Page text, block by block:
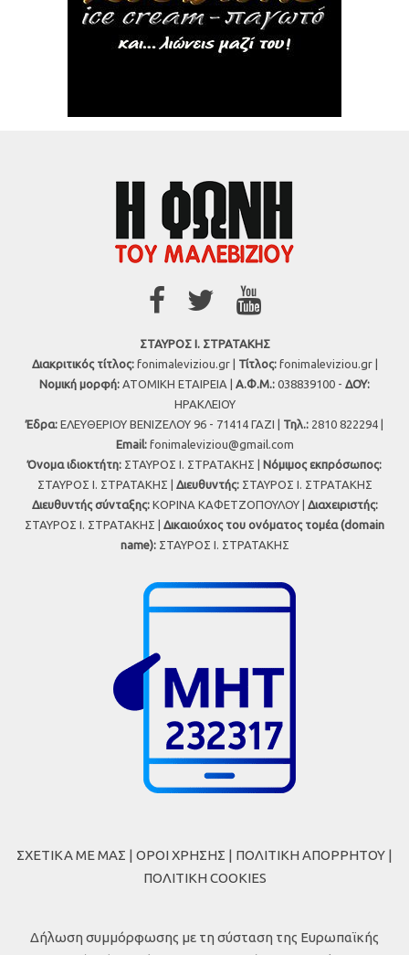
ΣΤΑΥΡΟΣ Ι. ΣΤΡΑΤΑΚΗΣ
Διακριτικός τίτλος:fonimaleviziou.gr | Τίτλος:fonimaleviziou.gr |
Νομική μορφή: ΑΤΟΜΙΚΗ ΕΤΑΙΡΕΙΑ | Α.Φ.Μ.: 038839100 - ΔΟΥ:
ΗΡΑΚΛΕΙΟΥ
Έδρα: ΕΛΕΥΘΕΡΙΟΥ ΒΕΝΙΖΕΛΟΥ 96 - 71414 ΓΑΖΙ | Τηλ.: 2810 822294 |
Εmail: fonimaleviziou@gmail.com
Όνομα ιδιοκτήτη: ΣΤΑΥΡΟΣ Ι. ΣΤΡΑΤΑΚΗΣ | Νόμιμος εκπρόσωπος:
ΣΤΑΥΡΟΣ Ι. ΣΤΡΑΤΑΚΗΣ | Διευθυντής:ΣΤΑΥΡΟΣ Ι. ΣΤΡΑΤΑΚΗΣ
Διευθυντής σύνταξης:ΚΟΡΙΝΑ ΚΑΦΕΤΖΟΠΟΥΛΟΥ | Διαχειριστής:
ΣΤΑΥΡΟΣ Ι. ΣΤΡΑΤΑΚΗΣ | Δικαιούχος του ονόματος τομέα (domain
name):ΣΤΑΥΡΟΣ Ι. ΣΤΡΑΤΑΚΗΣ
ΣΧΕΤΙΚΑ ΜΕ ΜΑΣ | ΟΡΟΙ ΧΡΗΣΗΣ | ΠΟΛΙΤΙΚΗ ΑΠΟΡΡΗΤΟΥ |
ΠΟΛΙΤΙΚΗ COOKIES
Δήλωση συμμόρφωσης με τη σύσταση της Ευρωπαϊκής